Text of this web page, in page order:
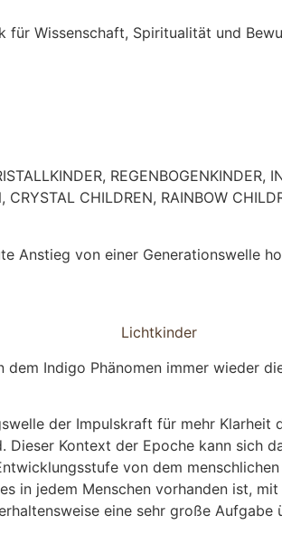
CHILDREN, RAINBOW
Anstieg von einer Generationswelle
Lichtkinder
Indigo Phänomen immer wieder
der Impulskraft für mehr
Kontext der Epoche kann sich
von dem
in jedem Menschen vorhanden ist,
eine sehr große